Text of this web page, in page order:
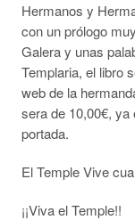
Hermanos y
con un prólogo
Galera y unas
Templaria, el libro
web de la
sera de 10,00€,
portada.
El Temple Vive
¡¡Viva el Temple!!